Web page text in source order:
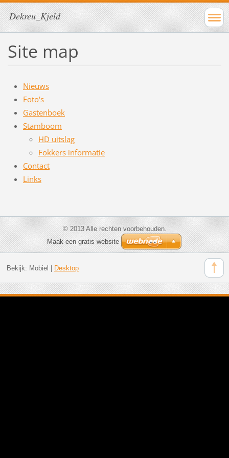
Dekreu_Kjeld
Site map
Nieuws
Foto's
Gastenboek
Stamboom
HD uitslag
Fokkers informatie
Contact
Links
© 2013 Alle rechten voorbehouden.
Maak een gratis website
Bekijk: Mobiel Desktop